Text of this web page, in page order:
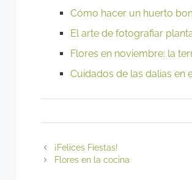
Cómo hacer un huerto
El arte de fotografiar
Flores en noviembre: la
Cuidados de las dalias en
¡Felices Fiestas!
Flores en la cocina